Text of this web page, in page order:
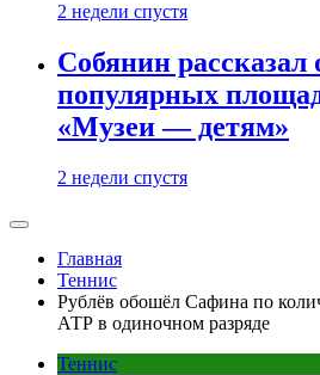
2 недели спустя
Собянин рассказал
популярных
«Музеи — детям»
2 недели спустя
Главная
Теннис
Рублёв обошёл Сафина по
АТР в одиночном разряде
Теннис